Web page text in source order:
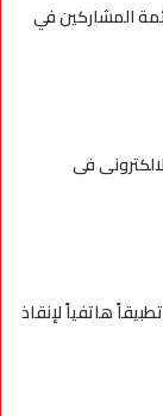
المشاركين في
فى
هاتفياً لإنقاذ